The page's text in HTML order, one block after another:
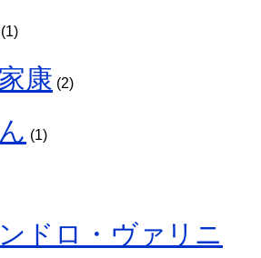
(1)
康 (2)
(1)
ドロ・ヴァリニ